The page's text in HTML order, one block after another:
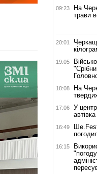
09:23
На
трави
20:01
19:05
18:08
На
17:06
У
автівка
16:49
16:15